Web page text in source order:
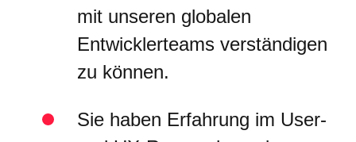
mit unseren globalen
Entwicklerteams verständigen
zu können.
Sie haben Erfahrung im User-